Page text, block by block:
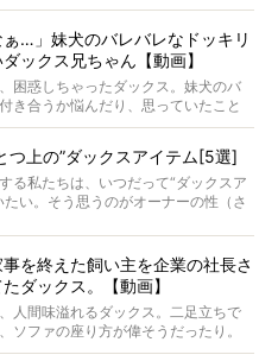
り、すぐに気付いて追いかけたり、
ぁ…」妹犬のバレバレなドッキリ
ックス兄ちゃん【動画】
困惑しちゃったダックス。妹犬のバ
き合うか悩んだり、思っていたこと
。そんなお悩み全開なダックスの様
つ上の”ダックスアイテム[5選]
る私たちは、いつだって“ダックスア
たい。そう思うのがオーナーの性（さ
事を終えた飼い主を企業の社長さ
ダックス。【動画】
人間味溢れるダックス。二足立ちで
ソファの座り方が偉そうだったり。
なダックスの姿は、もう人間にしか